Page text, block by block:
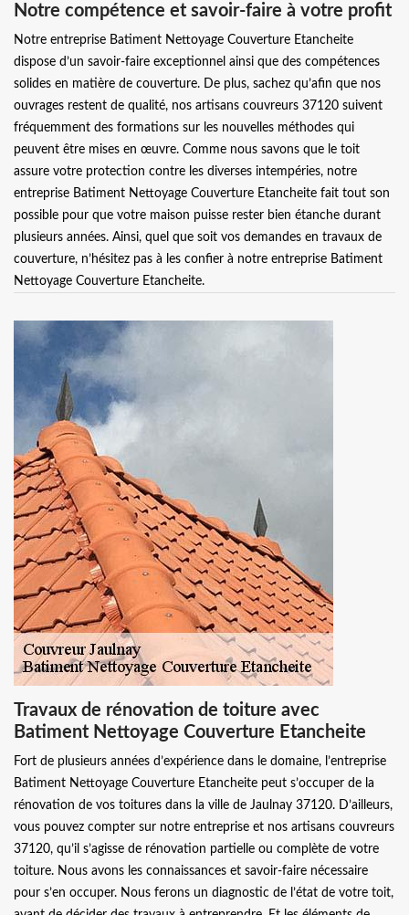
Notre compétence et savoir-faire à votre profit
Notre entreprise Batiment Nettoyage Couverture Etancheite
dispose d’un savoir-faire exceptionnel ainsi que des compétences
solides en matière de couverture. De plus, sachez qu’afin que nos
ouvrages restent de qualité, nos artisans couvreurs 37120 suivent
fréquemment des formations sur les nouvelles méthodes qui
peuvent être mises en œuvre. Comme nous savons que le toit
assure votre protection contre les diverses intempéries, notre
entreprise Batiment Nettoyage Couverture Etancheite fait tout son
possible pour que votre maison puisse rester bien étanche durant
plusieurs années. Ainsi, quel que soit vos demandes en travaux de
couverture, n’hésitez pas à les confier à notre entreprise Batiment
Nettoyage Couverture Etancheite.
Travaux de rénovation de toiture avec
Batiment Nettoyage Couverture Etancheite
Fort de plusieurs années d’expérience dans le domaine, l’entreprise
Batiment Nettoyage Couverture Etancheite peut s’occuper de la
rénovation de vos toitures dans la ville de Jaulnay 37120. D’ailleurs,
vous pouvez compter sur notre entreprise et nos artisans couvreurs
37120, qu’il s’agisse de rénovation partielle ou complète de votre
toiture. Nous avons les connaissances et savoir-faire nécessaire
pour s’en occuper. Nous ferons un diagnostic de l’état de votre toit,